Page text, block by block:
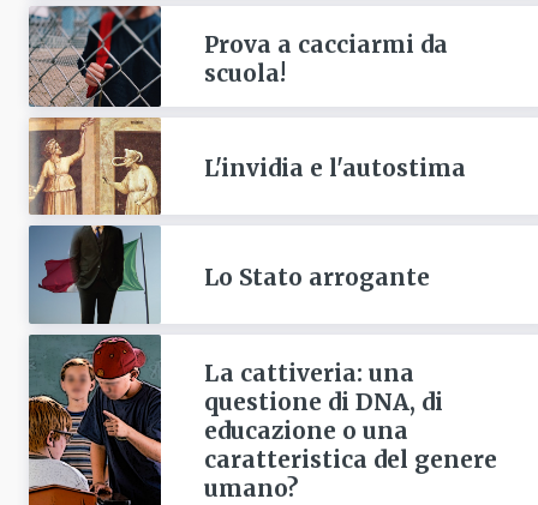
Prova a cacciarmi da
scuola!
L'invidia e l'autostima
Lo Stato arrogante
La cattiveria: una
questione di DNA, di
educazione o una
caratteristica del genere
umano?